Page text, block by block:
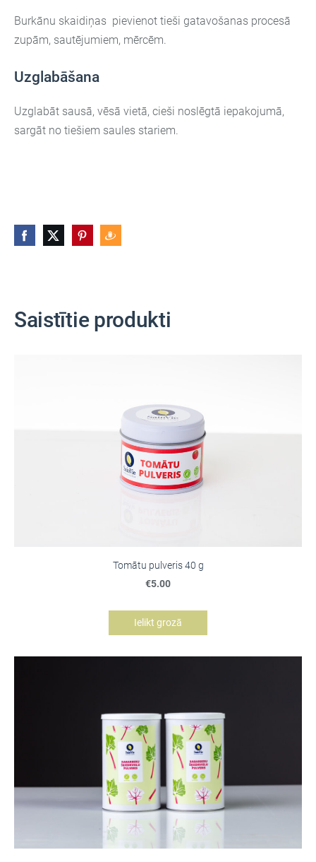
Burkānu skaidiņas pievienot tieši gatavošanas procesā
zupām, sautējumiem, mērcēm.
Uzglabāšana
Uzglabāt sausā, vēsā vietā, cieši noslēgtā iepakojumā,
sargāt no tiešiem saules stariem.
Saistītie produkti
Tomātu pulveris 40 g
€5.00
Ielikt grozā